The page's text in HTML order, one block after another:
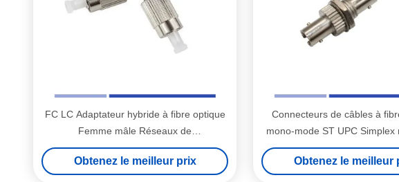
FC LC Adaptateur hybride à fibre optique
Femme mâle Réseaux de
vidéosurveillance en mode unique
Obtenez le meilleur prix
Connecteurs de câbles à
mono-mode ST UPC Simplex
la corrosion
Obtenez le meilleur